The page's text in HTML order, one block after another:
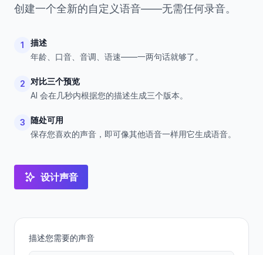
创建一个全新的自定义语音——无需任何录音。
1
描述
年龄、口音、音调、语速——一两句话就够了。
2
对比三个预览
AI 会在几秒内根据您的描述生成三个版本。
3 随处可用
保存您喜欢的声音，即可像其他语音一样用它生成语音。
设计声音
描述您需要的声音